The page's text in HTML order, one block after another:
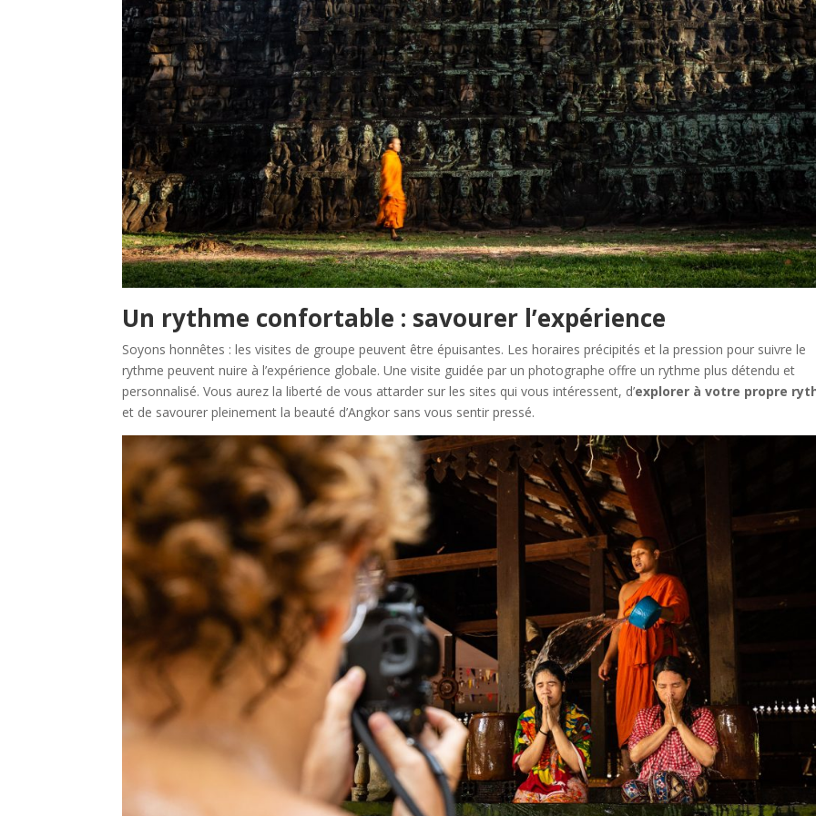
Un rythme confortable : savourer l’expérience
Soyons honnêtes : les visites de groupe peuvent être épuisantes. Les horaires précipités et la pression pour suivre le
rythme peuvent nuire à l’expérience globale. Une visite guidée par un photographe offre un rythme plus détendu et
personnalisé. Vous aurez la liberté de vous attarder sur les sites qui vous intéressent, d’explorer à votre propre
et de savourer pleinement la beauté d’Angkor sans vous sentir pressé.